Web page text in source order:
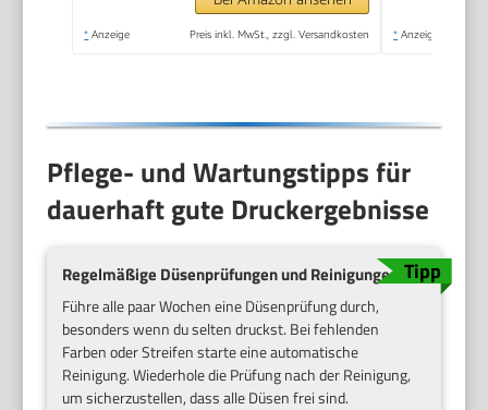
* Anzeige Preis inkl. MwSt., zzgl. Versandkosten * Anzeige
Pflege- und Wartungstipps für
dauerhaft gute Druckergebnisse
Regelmäßige Düsenprüfungen und Reinigungen
Führe alle paar Wochen eine Düsenprüfung durch,
besonders wenn du selten druckst. Bei fehlenden
Farben oder Streifen starte eine automatische
Reinigung. Wiederhole die Prüfung nach der Reinigung,
um sicherzustellen, dass alle Düsen frei sind.